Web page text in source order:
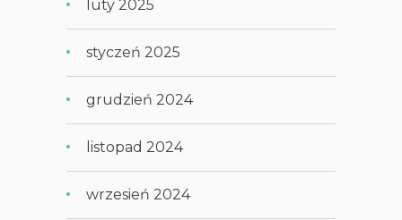
luty 2025
styczeń 2025
grudzień 2024
listopad 2024
wrzesień 2024